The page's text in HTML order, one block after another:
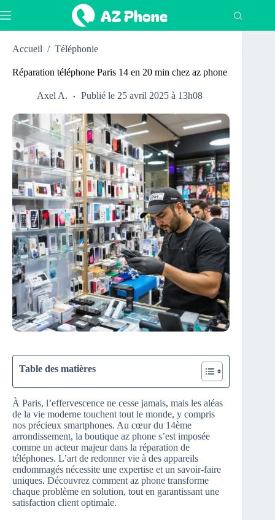
au
Accueil / Téléphonie
Réparation téléphone Paris 14 en 20 min chez az phone
Axel A. Publié le 25 avril 2025 à 13h08
Table des matières
À Paris, l’effervescence ne cesse jamais, mais les aléas
de la vie moderne touchent tout le monde, y compris
nos précieux smartphones. Au cœur du 14ème
arrondissement, la boutique az phone s’est imposée
comme un acteur majeur dans la réparation de
téléphones. L’art de redonner vie à des appareils
endommagés nécessite une expertise et un savoir-faire
uniques. Découvrez comment az phone transforme
chaque problème en solution, tout en garantissant une
satisfaction client optimale.